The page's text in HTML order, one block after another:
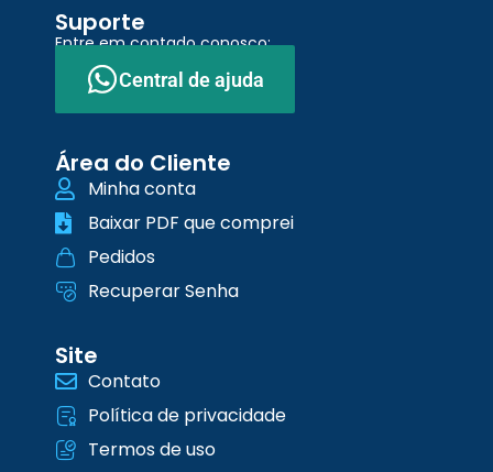
Suporte
Entre em contado conosco:
Central de ajuda
Área do Cliente
Minha conta
Baixar PDF que comprei
Pedidos
Recuperar Senha
Site
Contato
Política de privacidade
Termos de uso